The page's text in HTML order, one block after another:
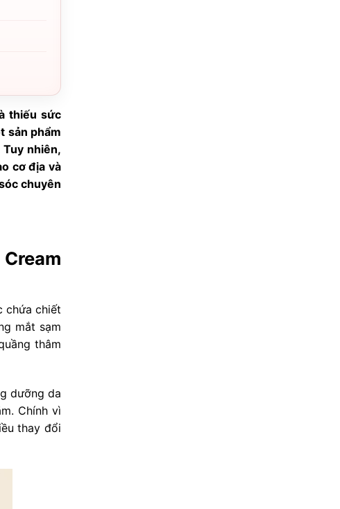
thiếu sức
sản phẩm
nhiên,
cơ địa và
chuyên
chứa chiết
mắt sạm
thâm
dưỡng da
Chính vì
thay đổi